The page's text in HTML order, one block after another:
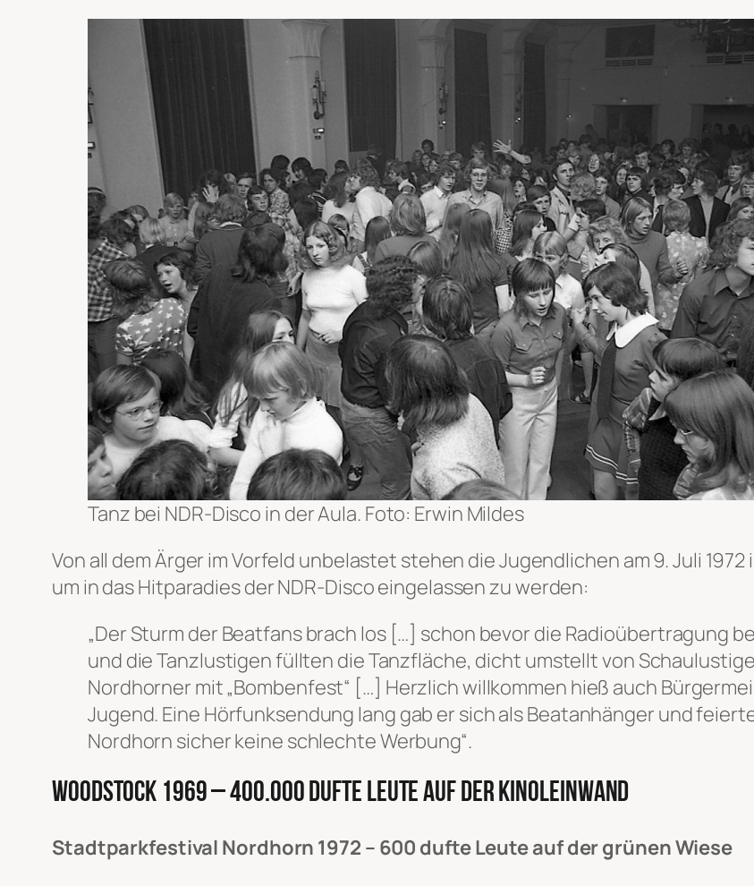
Tanz bei NDR-Disco in der Aula. Foto: Erwin Mildes
Von all dem Ärger im Vorfeld unbelastet stehen die Jugendlichen am 9. Juli
um in das Hitparadies der NDR-Disco eingelassen zu werden:
„Der Sturm der Beatfans brach los […] schon bevor die Radioübertragung
und die Tanzlustigen füllten die Tanzfläche, dicht umstellt von
Nordhorner mit „Bombenfest“ […] Herzlich willkommen hieß auch
Jugend. Eine Hörfunksendung lang gab er sich als Beatanhänger und
Nordhorn sicher keine schlechte Werbung“.
Woodstock 1969 – 400.000 dufte Leute auf der Kinoleinwand
Stadtparkfestival Nordhorn 1972 – 600 dufte Leute auf der grünen Wiese